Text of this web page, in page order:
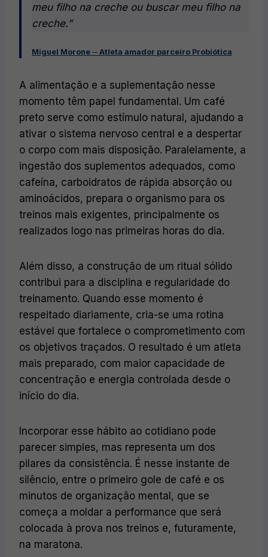
meu filho na creche ou buscar meu filho na
creche.”
Miguel Morone ─ Atleta amador parceiro Probiótica
A alimentação e a suplementação nesse
momento têm papel fundamental. Um café
preto serve como estímulo natural, ajudando a
ativar o sistema nervoso central e a despertar
o corpo com mais disposição. Paralelamente, a
ingestão dos suplementos adequados, como
cafeína, carboidratos de rápida absorção ou
aminoácidos, prepara o organismo para os
treinos mais exigentes, principalmente os
realizados logo nas primeiras horas do dia.
Além disso, a construção de um ritual sólido
contribui para a disciplina e regularidade do
treinamento. Quando esse momento é
respeitado diariamente, cria-se uma rotina
estável que fortalece o comprometimento com
os objetivos traçados. O resultado é um atleta
mais preparado, com maior capacidade de
concentração e energia controlada desde o
início do dia.
Incorporar esse hábito ao cotidiano pode
parecer simples, mas representa um dos
pilares da consistência. É nesse instante de
silêncio, entre o primeiro gole de café e os
minutos de organização mental, que se
começa a moldar a performance que será
colocada à prova nos treinos e, futuramente,
na maratona.